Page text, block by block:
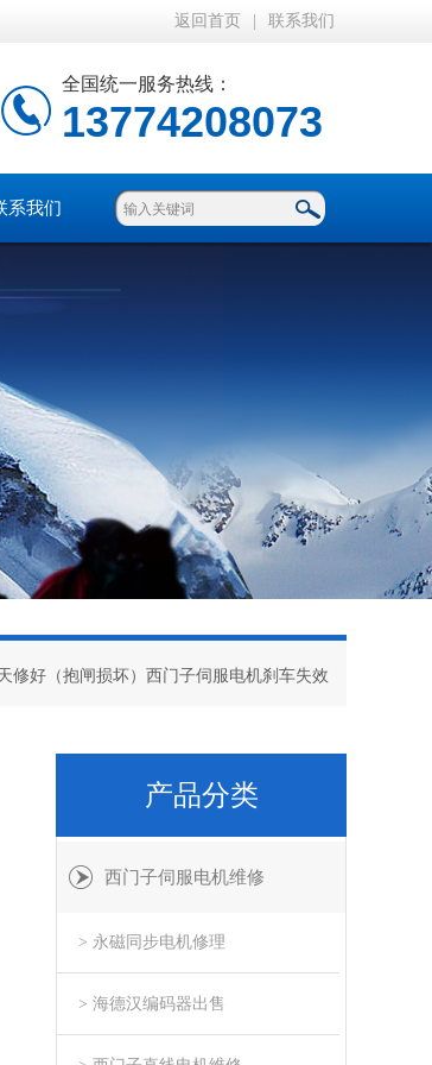
返回首页 联系我们
全国统一服务热线：
13774208073
系我们
修好（抱闸损坏）西门子伺服电机刹车失效
产品分类
西门子伺服电机维修
> 永磁同步电机修理
> 海德汉编码器出售